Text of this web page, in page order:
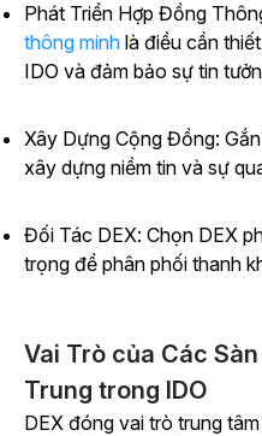
Phát Triển Hợp Đồng
thông minh là điều cần
IDO và đảm bảo sự tin
Xây Dựng Cộng Đồng:
xây dựng niềm tin và sự
Đối Tác DEX: Chọn DEX
trọng để phân phối thanh
Vai Trò của Các
Trung trong IDO
DEX đóng vai trò trung